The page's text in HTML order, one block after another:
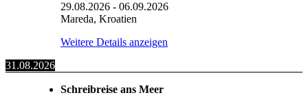
29.08.2026 - 06.09.2026
Mareda, Kroatien
Weitere Details anzeigen
31.08.2026
Schreibreise ans Meer